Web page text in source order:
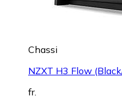
Chassi
NZXT H3 Flow
fr.